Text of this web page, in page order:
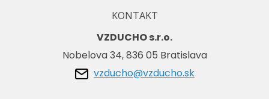
KONTAKT
VZDUCHO s.r.o.
Nobelova 34, 836 05 Bratislava
vzducho@vzducho.sk